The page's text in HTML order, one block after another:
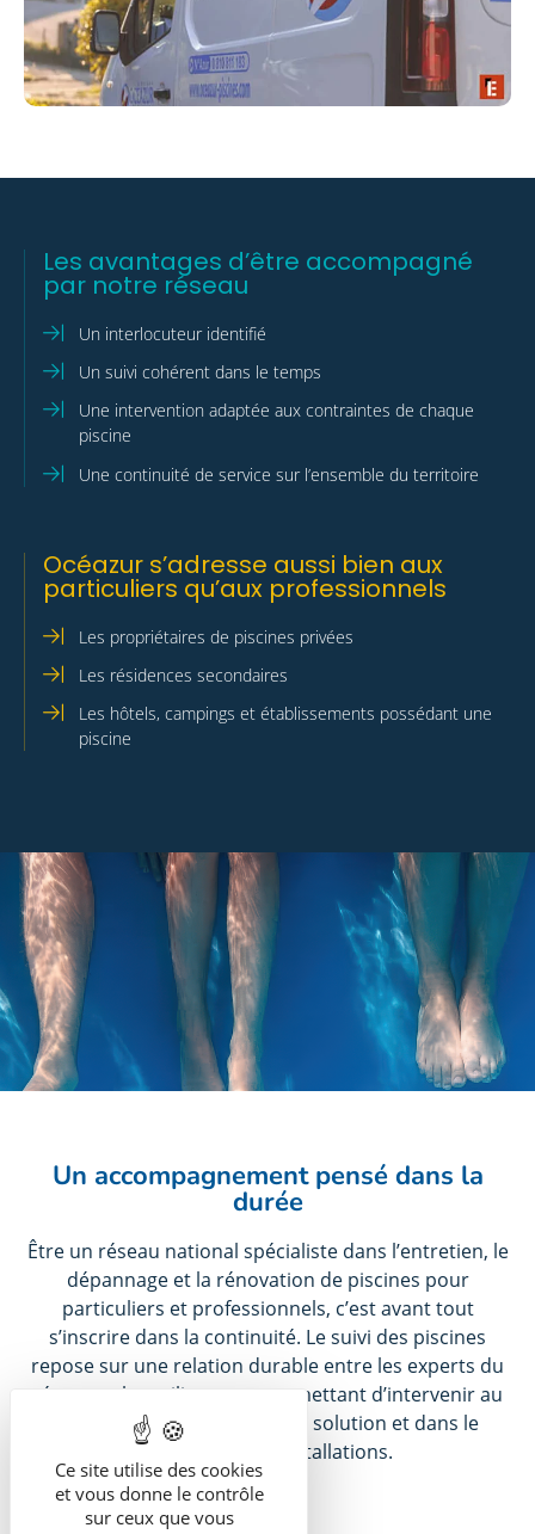
Ce site utilise des cookies
et vous donne le contrôle
sur ceux que vous
Les avantages d’être accompagné
par notre réseau
Un interlocuteur identifié
Un suivi cohérent dans le temps
Une intervention adaptée aux contraintes de chaque
piscine
Une continuité de service sur l’ensemble du territoire
Océazur s’adresse aussi bien aux
particuliers qu’aux professionnels
Les propriétaires de piscines privées
Les résidences secondaires
Les hôtels, campings et établissements possédant une
piscine
Un accompagnement pensé dans la
durée
Être un réseau national spécialiste dans l’entretien, le
dépannage et la rénovation de piscines pour
particuliers et professionnels, c’est avant tout
s’inscrire dans la continuité. Le suivi des piscines
repose sur une relation durable entre les experts du
réseau et les utilisateurs, permettant d’intervenir au
bon moment, avec la bonne solution et dans le
respect de vos installations.